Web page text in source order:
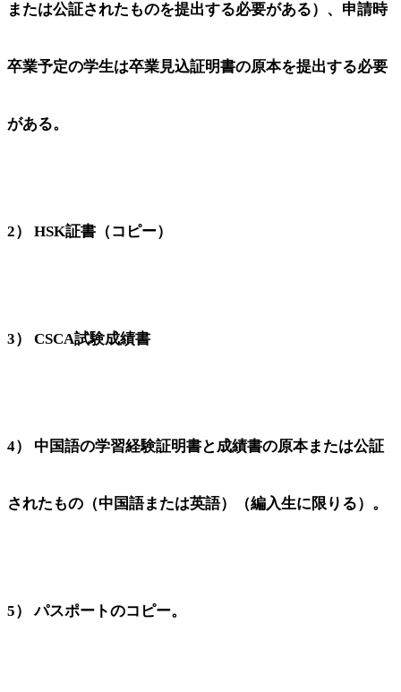
または公証されたものを提出する必要がある）、申請時
卒業予定の学生は卒業見込証明書の原本を提出する必要
がある。
2） HSK証書（コピー）
3） CSCA試験成績書
4） 中国語の学習経験証明書と成績書の原本または公証
されたもの（中国語または英語）（編入生に限りる）。
5） パスポートのコピー。